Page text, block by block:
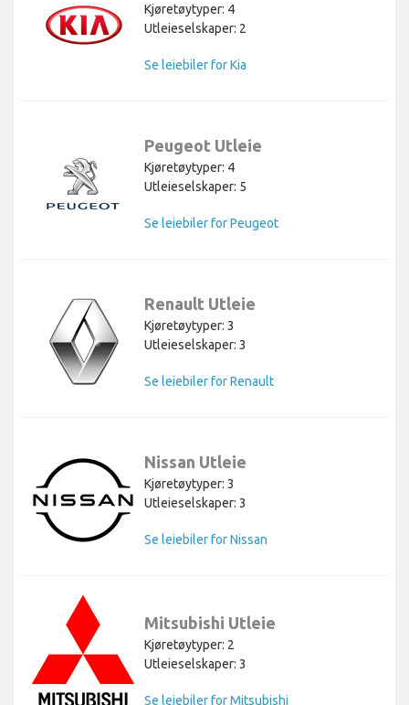
Kjøretøytyper: 4
Utleieselskaper: 2
Se leiebiler for Kia
Peugeot Utleie
Kjøretøytyper: 4
Utleieselskaper: 5
Se leiebiler for Peugeot
Renault Utleie
Kjøretøytyper: 3
Utleieselskaper: 3
Se leiebiler for Renault
Nissan Utleie
Kjøretøytyper: 3
Utleieselskaper: 3
Se leiebiler for Nissan
Mitsubishi Utleie
Kjøretøytyper: 2
Utleieselskaper: 3
Se leiebiler for Mitsubishi